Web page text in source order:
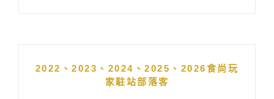
2022、2023、2024、2025、2026食尚玩
家駐站部落客